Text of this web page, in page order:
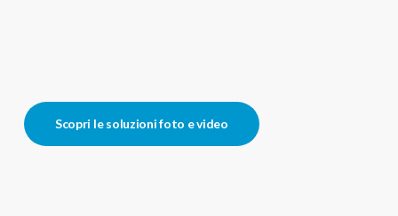
Scopri le soluzioni foto e video